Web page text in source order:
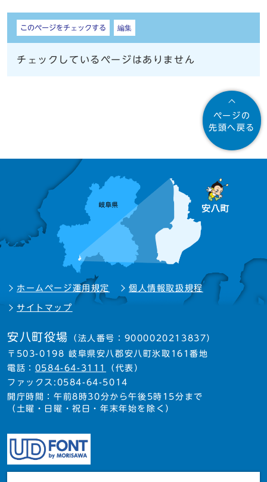
しおり
このページをチェックする 編集
チェックしているページはありません
ページの
先頭へ戻る
ホームページ運用規定 個人情報取扱規程
サイトマップ
安八町役場 （法人番号：9000020213837）
〒503-0198 岐阜県安八郡安八町氷取161番地
電話： 0584-64-3111
（代表）
ファックス:0584-64-5014
開庁時間：午前8時30分から午後5時15分まで
（土曜・日曜・祝日・年末年始を除く）